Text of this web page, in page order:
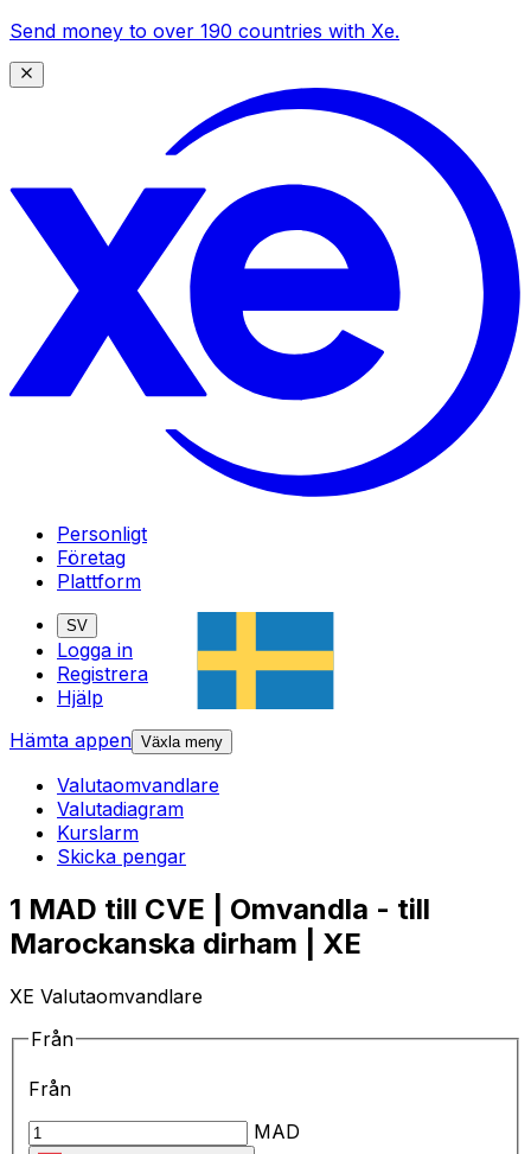
Send money to over 190 countries with Xe.
Personligt
Företag
Plattform
SV
Logga in
Registrera
Hjälp
Hämta appen Växla meny
Valutaomvandlare
Valutadiagram
Kurslarm
Skicka pengar
1 MAD till CVE | Omvandla - till
Marockanska dirham | XE
XE Valutaomvandlare
Från
Från
MAD